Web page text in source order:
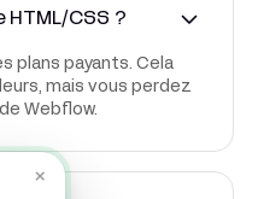
CSS ?
plans payants. Cela
mais vous perdez
Webflow.
×